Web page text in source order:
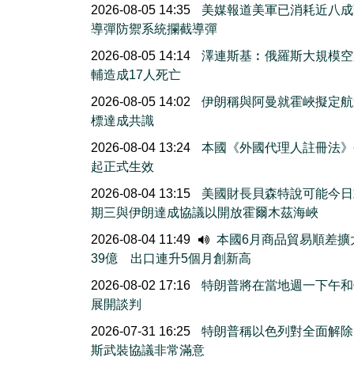
2026-08-05 14:35
美媒報道美軍已消耗近八
導彈防禦系統攔截導彈
2026-08-05 14:14
澤連斯基︰俄羅斯大規模
輔造成17人死亡
2026-08-05 14:02
伊朗稱與阿曼就霍峽擬定
標達成共識
2026-08-04 13:24
本國《外國代理人註冊法
起正式生效
2026-08-04 13:15
美國財長貝森特說可能今
期三與伊朗達成協議以開放霍爾木茲海峽
2026-08-04 11:49
本國6月商品貿易順差擴
39億 出口連升5個月創新高
2026-08-02 17:16
特朗普將在當地週一下午
展開談判
2026-07-31 16:25
特朗普稱以色列對全面解
斯武裝協議非常滿意